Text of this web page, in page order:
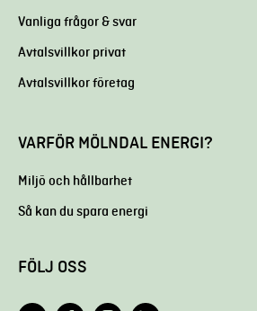
Vanliga frågor & svar
Avtalsvillkor privat
Avtalsvillkor företag
VARFÖR MÖLNDAL ENERGI?
Miljö och hållbarhet
Så kan du spara energi
FÖLJ OSS